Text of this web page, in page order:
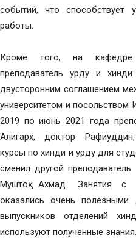
событий, что способствует
работы.
Кроме того, на кафедре
преподаватель урду и
двусторонним соглашением
университетом и посольством
2019 по июнь 2021 года
Алигарх, доктор
курсы по хинди и урду для
сменил другой
Муштоқ Ахмад. Занятия с
оказались очень
выпускников отделений
используют полученные знания.